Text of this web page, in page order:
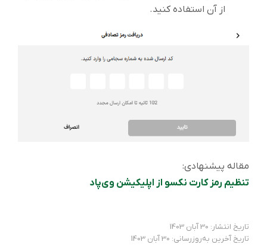
از آن استفاده کنید.
مقاله پیشنهادی:
تنظیم رمز کارت نکسو از اپلیکیشن وی‌پاد
تاریخ انتشار: 30 آبان 1403
تاریخ آخرین به‌روزرسانی: 30 آبان 1403